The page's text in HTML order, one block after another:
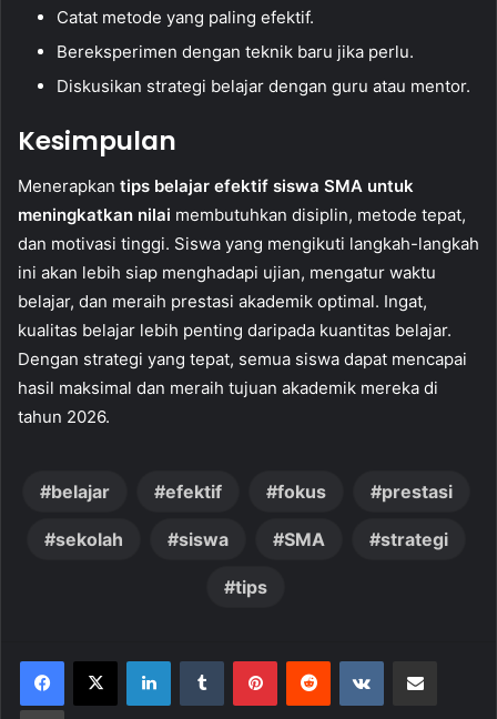
Catat metode yang paling efektif.
Bereksperimen dengan teknik baru jika perlu.
Diskusikan strategi belajar dengan guru atau mentor.
Kesimpulan
Menerapkan tips belajar efektif siswa SMA untuk
meningkatkan nilai membutuhkan disiplin, metode tepat,
dan motivasi tinggi. Siswa yang mengikuti langkah-langkah
ini akan lebih siap menghadapi ujian, mengatur waktu
belajar, dan meraih prestasi akademik optimal. Ingat,
kualitas belajar lebih penting daripada kuantitas belajar.
Dengan strategi yang tepat, semua siswa dapat mencapai
hasil maksimal dan meraih tujuan akademik mereka di
tahun 2026.
belajar efektif fokus prestasi
sekolah siswa SMA strategi
tips
LinkedInTumblr PinterestReddit VKontakte
Print